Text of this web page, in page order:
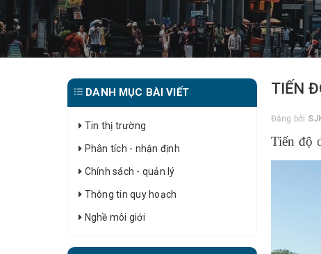
TIẾN
Đăng bởi
Tiến độ
DANH MỤC BÀI VIẾT
Tin thị trường
Phân tích - nhận định
Chính sách - quản lý
Thông tin quy hoạch
Nghề môi giới